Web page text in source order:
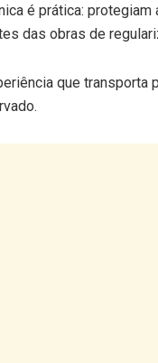
é prática: protegiam
das obras de
que transporta